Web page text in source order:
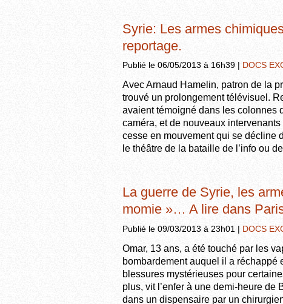
Syrie: Les armes
reportage.
Publié le 06/05/2013 à 16h39 | DOCS
Avec Arnaud Hamelin, patron de la
trouvé un prolongement télévisuel.
avaient témoigné dans les colonnes
caméra, et de nouveaux
cesse en mouvement qui se décline
le théâtre de la bataille de l’info ou
La guerre de Syrie, les
momie »… A lire dans
Publié le 09/03/2013 à 23h01 | DOCS
Omar, 13 ans, a été touché par les
bombardement auquel il a réchappé
blessures mystérieuses pour
plus, vit l’enfer à une demi-heure de
dans un dispensaire par un